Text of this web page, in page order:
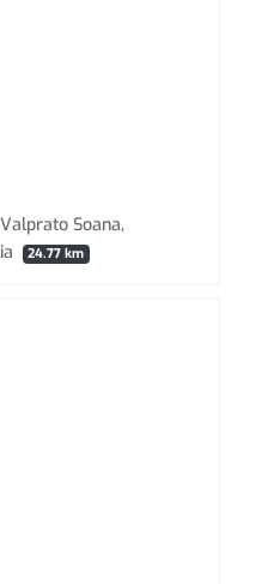
Soana,
24.77 km